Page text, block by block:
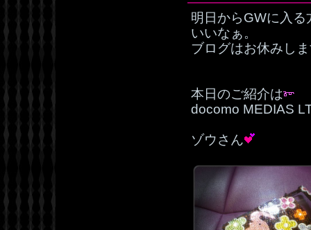
明日からGWに入
いいなぁ。
ブログはお休みし
本日のご紹介は
docomo MEDIAS
ゾウさん